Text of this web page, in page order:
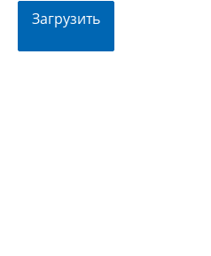
Загрузить